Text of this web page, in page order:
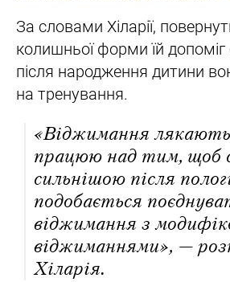
За словами Хіларії,
колишньої форми їй
після народження дитини
на тренування.
«Віджимання
працюю над тим, щоб
сильнішою після
подобається
віджимання з
віджиманнями», —
Хіларія.